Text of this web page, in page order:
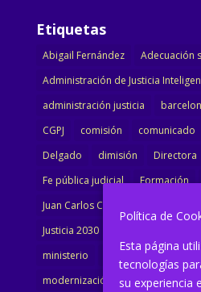
Etiquetas
Abigail Fernández
Adecuación
Administración de Justicia
administración justicia
CGPJ
comisión comunicado
Delgado
dimisión Directora
Fe pública judicial
Formación
Juan Carlos Campo
Justicia 2030
ministerio
Ministra Justicia
modernización
noticias
Política de
Esta página
tecnologías
su experiencia